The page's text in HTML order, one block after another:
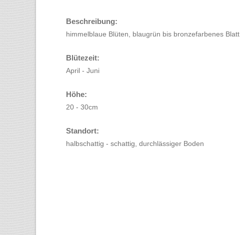
Beschreibung:
himmelblaue Blüten, blaugrün bis bronzefarbenes Blatt
Blütezeit:
April - Juni
Höhe:
20 - 30cm
Standort:
halbschattig - schattig, durchlässiger Boden